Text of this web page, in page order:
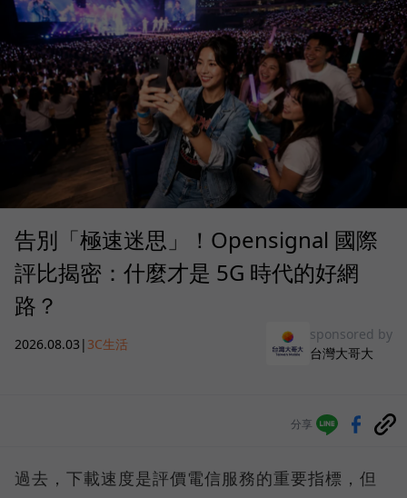
告別「極速迷思」！Opensignal 國際
評比揭密：什麼才是 5G 時代的好網
路？
2026.08.03 | 3C生活
sponsored by
台灣大哥大
分享
過去，下載速度是評價電信服務的重要指標，但